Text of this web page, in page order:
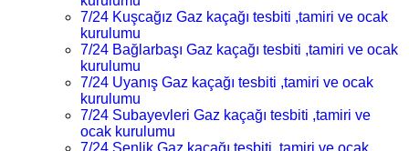
7/24 Kuşcağız Gaz kaçağı tesbiti ,tamiri ve ocak
kurulumu
7/24 Bağlarbaşı Gaz kaçağı tesbiti ,tamiri ve ocak
kurulumu
7/24 Uyanış Gaz kaçağı tesbiti ,tamiri ve ocak
kurulumu
7/24 Subayevleri Gaz kaçağı tesbiti ,tamiri ve
ocak kurulumu
7/24 Şenlik Gaz kaçağı tesbiti ,tamiri ve ocak